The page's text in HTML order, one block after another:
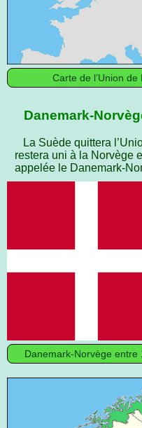
Carte de l’Union de
Danemark-
La Suède quittera
restera uni à la Norvège
appelée le Danemark-
Danemark-Norvège entre